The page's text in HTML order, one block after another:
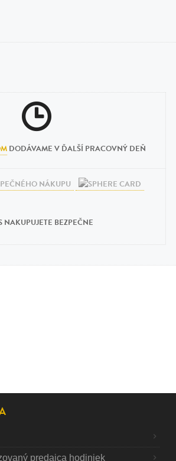
DODÁVAME V ĎALŠÍ PRACOVNÝ DEŇ
NAKUPUJETE BEZPEČNE
predajca hodiniek